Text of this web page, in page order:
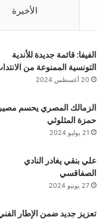
الأخيرة
الفيفا: قائمة جديدة للأندية
التونسية الممنوعة من
20 أغسطس 2024
الزمالك المصري يحسم مصير
حمزة المثلوثي
21 يوليو 2024
علي بنقي يغادر النادي
الصفاقسي
27 يونيو 2024
تعزيز جديد ضمن الإطار